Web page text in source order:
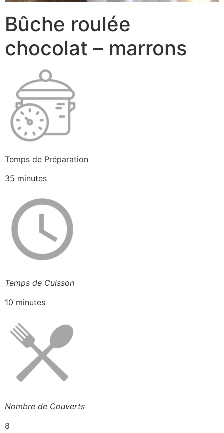
Bûche roulée
chocolat – marrons
Temps de Préparation
35 minutes
Temps de Cuisson
10 minutes
Nombre de Couverts
8